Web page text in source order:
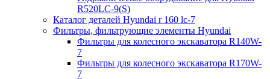
R520LC-9(S)
Каталог деталей Hyundai r 160 lc-7
Фильтры, фильтрующие элементы Hyundai
Фильтры для колесного экскаватора R140W-
7
Фильтры для колесного экскаватора R170W-
7